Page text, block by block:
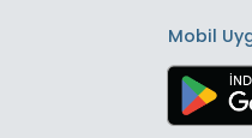
Mobil